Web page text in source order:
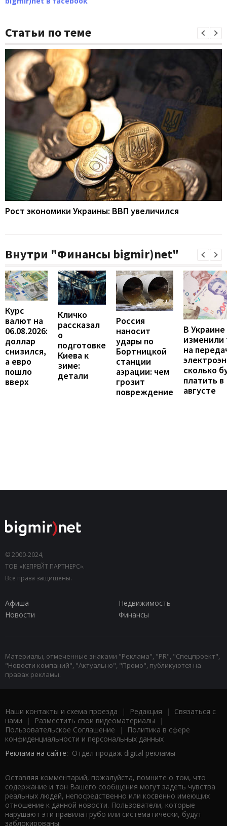
Статьи по теме
Рост экономики Украины: ВВП увеличился
Внутри "Финансы bigmir)net"
Курс
валют на
06.08.2026:
доллар
снизился,
а евро
пошло
вверх
Кличко
рассказал
о
подготовке
Киева к
зиме:
детали
Россия
наносит
удары по
Бортницкой
станции
аэрации: чем
грозит
повреждение
В Украине
на
сколько
платить в
августе
© 2000-2024,
ТОВ «КЕПРЕЙТ ПАРТНЕРС».
Все права защищены.
Афиша
Недвижимость
Новости
Финансы
Материалы, отмеченные знаками "Реклама", "PR", "Спецпроект",
"Новости компаний", "Актуально", "Промо", публикуются на
правах рекламы.
Наши контакты и схема проезда | Редакция | Связаться с
нами | Разместить свои видеоматериалы |
Пользовательское Соглашение |
Политика в сфере
конфиденциальности и персональных данных
Реклама на сайте: Отдел продаж digital рекламы
Оставляя комментарий, пожалуйста, помните о том, что
содержание и тон Вашего сообщения могут задеть чувства
реальных людей, непосредственно или косвенно имеющих
отношение к данной новости. Пользователи, которые
нарушают эти правила грубо или систематически, будут
заблокированы.